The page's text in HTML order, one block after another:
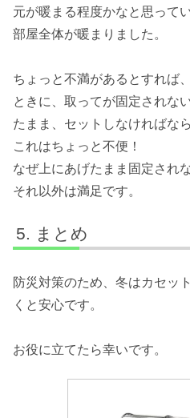
元が暖まる程度かなと思って
部屋全体が暖まりました。
ちょっと不満があるとすれば
ときに、取ってが固定されな
たまま、セットしなければな
これはちょっと不便！
なぜ上にあげたまま固定され
それ以外は満足です。
まとめ
防災対策のため、冬はカセッ
くと安心です。
お役に立てたら幸いです。